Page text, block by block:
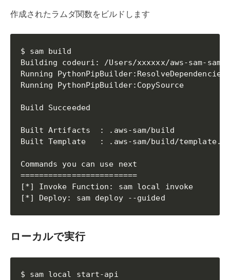
作成されたラムダ関数をビルドします
$ sam build
Building codeuri: /Users/xxxxxx/aws-sam-
Running PythonPipBuilder:ResolveDependencies
Running PythonPipBuilder:CopySource
Build Succeeded
Built Artifacts  : .aws-sam/build
Built Template   : .aws-sam/build/
Commands you can use next
=========================
[*] Invoke Function: sam local invoke
[*] Deploy: sam deploy --guided
ローカルで実行
$ sam local start-api